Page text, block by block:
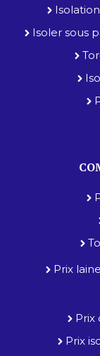
Isoler sous
Prix
Prix
Prix